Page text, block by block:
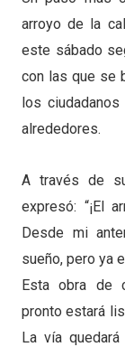
arroyo de la
este sábado
con las que se
los
alrededores.
A través de
expresó: “¡El
Desde mi
sueño, pero ya
Esta obra de
pronto estará
La vía